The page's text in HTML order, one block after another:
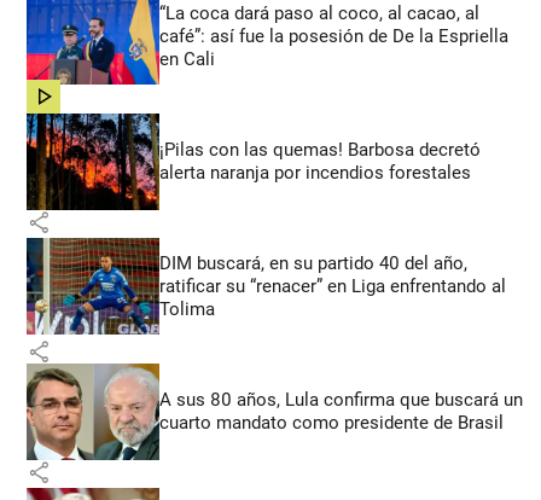
“La coca dará paso al coco, al cacao, al
café”: así fue la posesión de De la Espriella
en Cali
share
¡Pilas con las quemas! Barbosa decretó
alerta naranja por incendios forestales
share
DIM buscará, en su partido 40 del año,
ratificar su “renacer” en Liga enfrentando al
Tolima
share
A sus 80 años, Lula confirma que buscará un
cuarto mandato como presidente de Brasil
share